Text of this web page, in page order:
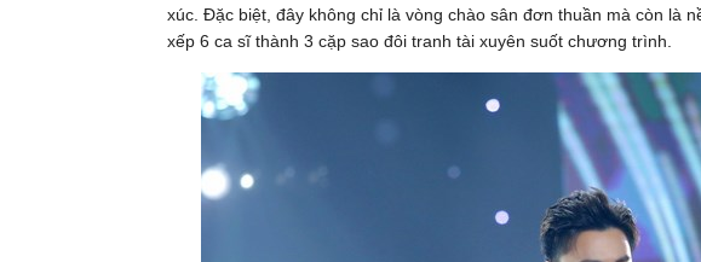
xúc. Đặc biệt, đây không chỉ là vòng chào sân đơn thuần mà còn là
xếp 6 ca sĩ thành 3 cặp sao đôi tranh tài xuyên suốt chương trình.